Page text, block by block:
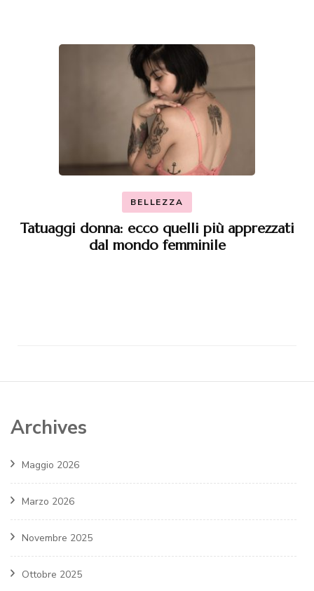
BELLEZZA
Tatuaggi donna: ecco quelli più apprezzati
dal mondo femminile
Archives
Maggio 2026
Marzo 2026
Novembre 2025
Ottobre 2025